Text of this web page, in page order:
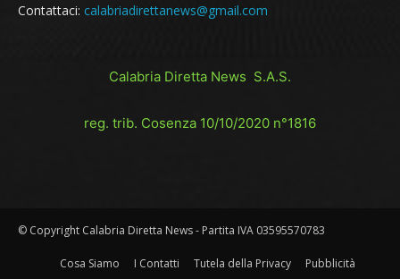
Contattaci: calabriadirettanews@gmail.com
Calabria Diretta News S.A.S.
reg. trib. Cosenza 10/10/2020 n°1816
© Copyright Calabria Diretta News - Partita IVA 03595570783
Cosa Siamo I Contatti Tutela della Privacy Pubblicità